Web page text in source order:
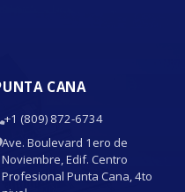
CANA
+1 (809) 872-6734
Ave. Boulevard 1ero de
Noviembre, Edif. Centro
Profesional Punta Cana, 4to